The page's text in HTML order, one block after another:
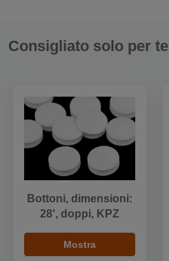
Consigliato solo per te
Bottoni, dimensioni:
28', doppi, KPZ
Mostra